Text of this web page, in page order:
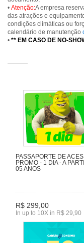
• Atenção:A empresa
das atrações e
condições climáticas ou
calendário de manutenção
• ** EM CASO DE NO-
PASSAPORTE DE
PROMO - 1 DIA - A
05 ANOS
R$ 299,00
In up to 10X in R$ 29,90